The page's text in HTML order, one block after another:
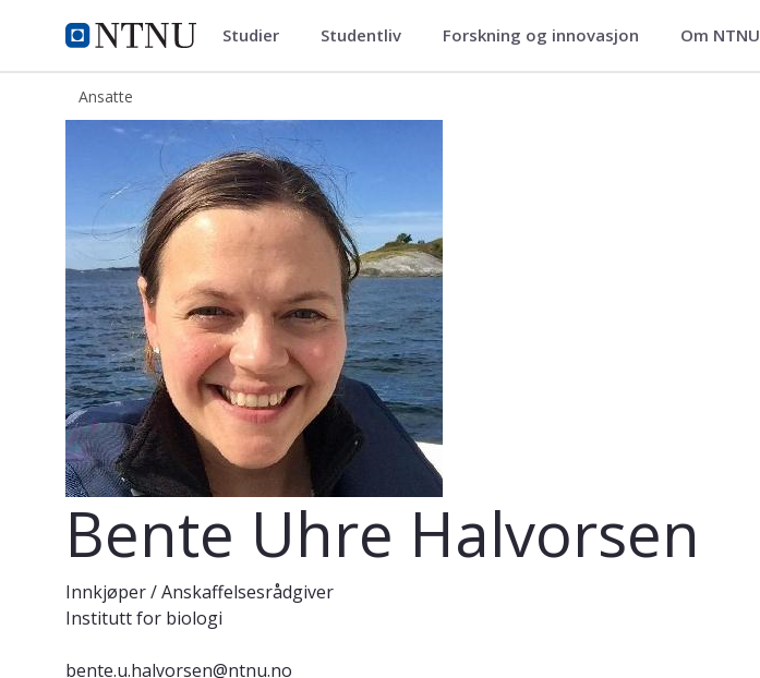
NTNU Hjemmeside
ntnu.no Studier Studentliv Forskning og innovasjon Om NTNU
Ansatte
Bente Uhre Halvorsen
Bente Uhre Halvorsen
Innkjøper / Anskaffelsesrådgiver
Institutt for biologi
bente.u.halvorsen@ntnu.no